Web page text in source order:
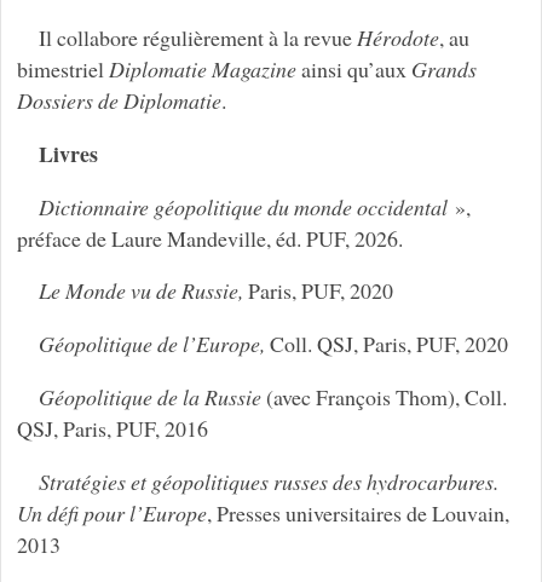
Il collabore régulièrement à la revue Hérodote, au
bimestriel Diplomatie Magazineainsi qu’aux Grands
Dossiers de Diplomatie.
Livres
Dictionnaire géopolitique du monde occidental»,
préface de Laure Mandeville, éd. PUF, 2026.
Le Monde vu de Russie, Paris, PUF, 2020
Géopolitique de l’Europe, Coll. QSJ, Paris, PUF, 2020
Géopolitique de la Russie(avec François Thom), Coll.
QSJ, Paris, PUF, 2016
Stratégies et géopolitiques russes des hydrocarbures.
Un défi pour l’Europe, Presses universitaires de Louvain,
2013